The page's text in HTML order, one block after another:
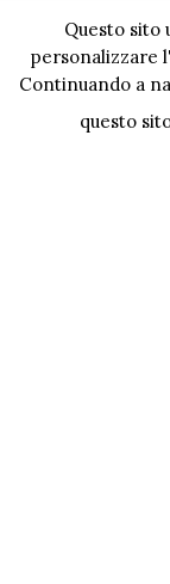
Questo sito
personalizzare
Continuando a
questo